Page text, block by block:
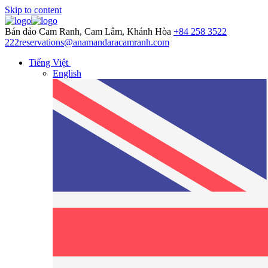
Skip to content
Bán đảo Cam Ranh, Cam Lâm, Khánh Hòa +84 258 3522
222reservations@anamandaracamranh.com
Tiếng Việt
English